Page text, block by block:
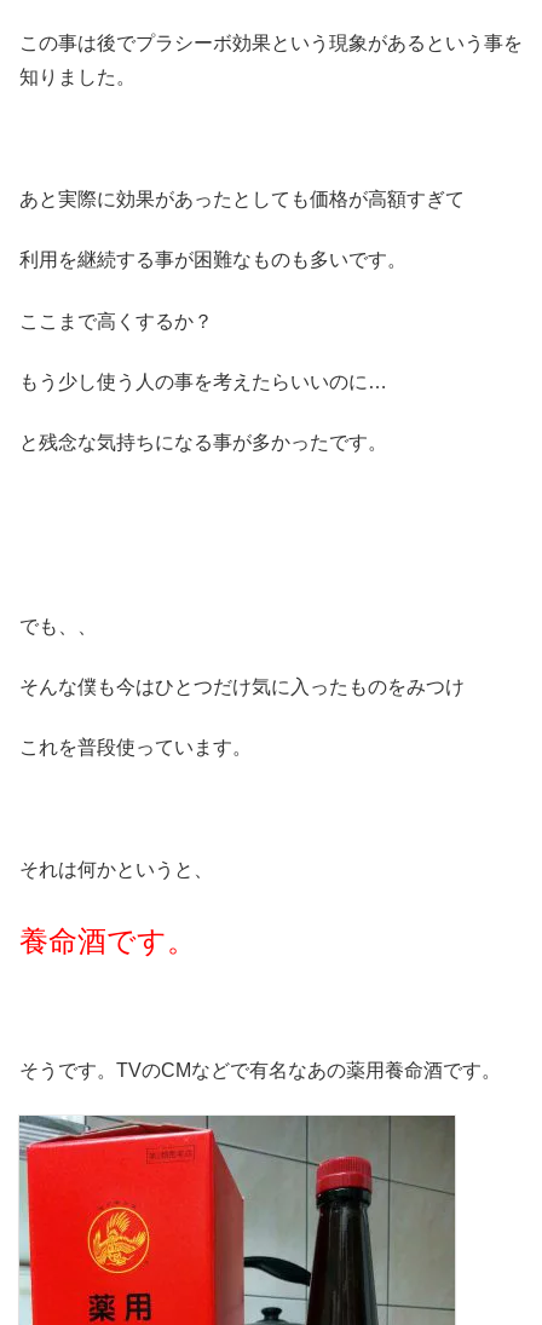
この事は後でプラシーボ効果という現象があるという事を
知りました。
あと実際に効果があったとしても価格が高額すぎて
利用を継続する事が困難なものも多いです。
ここまで高くするか？
もう少し使う人の事を考えたらいいのに…
と残念な気持ちになる事が多かったです。
でも、、
そんな僕も今はひとつだけ気に入ったものをみつけ
これを普段使っています。
それは何かというと、
養命酒です。
そうです。TVのCMなどで有名なあの薬用養命酒です。